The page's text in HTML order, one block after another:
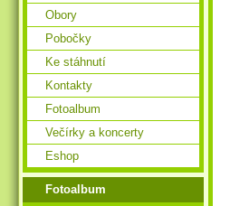
Obory
Pobočky
Ke stáhnutí
Kontakty
Fotoalbum
Večírky a koncerty
Eshop
Fotoalbum